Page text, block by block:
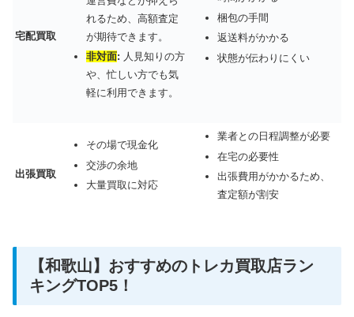
宅配買取
れるため、高額査定
が期待できます。
非対面: 人見知りの方
や、忙しい方でも気
軽に利用できます。
梱包の手間
返送料がかかる
状態が伝わりにくい
出張買取
その場で現金化
交渉の余地
大量買取に対応
業者との日程調整が必要
在宅の必要性
出張費用がかかるため、
査定額が割安
【和歌山】おすすめのトレカ買取店ラン
キングTOP5！